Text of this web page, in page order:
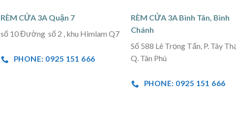
RÈM CỬA 3A Quận 7
số 10 Đường số 2 , khu Himlam Q7
PHONE: 0925 151 666
RÈM CỬA 3A Bình Tân, Bình
Chánh
Số 588 Lê Trọng Tấn, P. Tây
Q. Tân Phú
PHONE: 0925 151 666